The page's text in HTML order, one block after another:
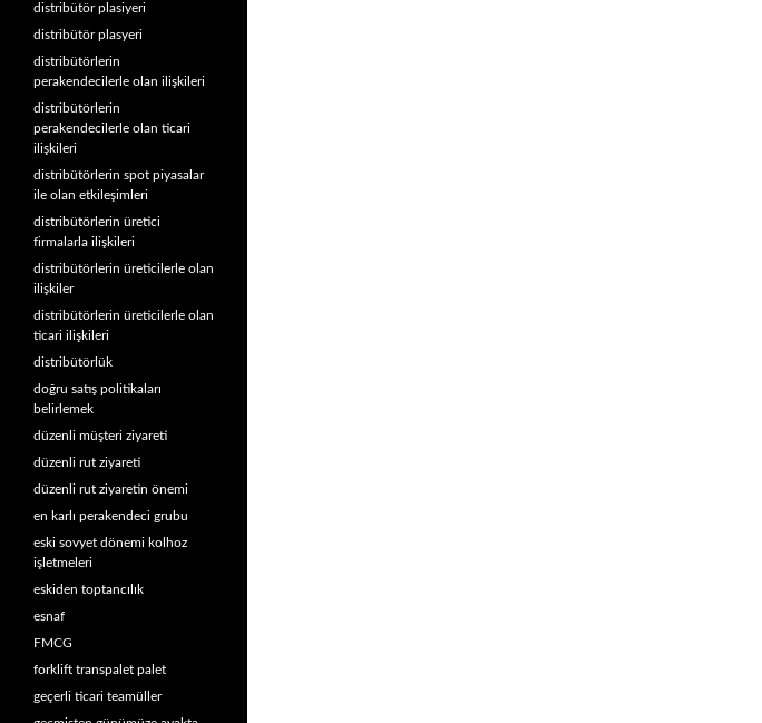
distribütör plasiyeri
distribütör plasyeri
distribütörlerin
perakendecilerle olan ilişkileri
distribütörlerin
perakendecilerle olan ticari
ilişkileri
distribütörlerin spot piyasalar
ile olan etkileşimleri
distribütörlerin üretici
firmalarla ilişkileri
distribütörlerin üreticilerle olan
ilişkiler
distribütörlerin üreticilerle olan
ticari ilişkileri
distribütörlük
doğru satış politikaları
belirlemek
düzenli müşteri ziyareti
düzenli rut ziyareti
düzenli rut ziyaretin önemi
en karlı perakendeci grubu
eski sovyet dönemi kolhoz
işletmeleri
eskiden toptancılık
esnaf
FMCG
forklift transpalet palet
geçerli ticari teamüller